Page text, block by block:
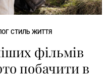
СТИЛЬ ЖИТТЯ
фільмів
побачити в